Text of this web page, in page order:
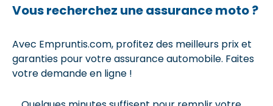
Vous recherchez une assurance moto ?
Avec Empruntis.com, profitez des meilleurs prix et
garanties pour votre assurance automobile. Faites
votre demande en ligne !